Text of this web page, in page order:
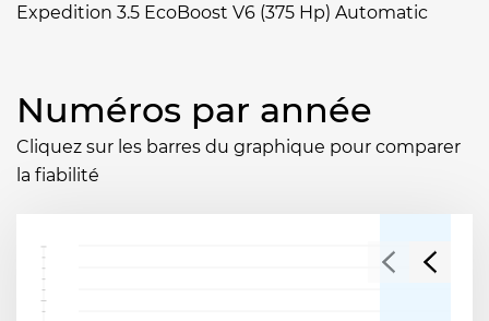
Expedition 3.5 EcoBoost V6 (375 Hp) Automatic
Numéros par année
Cliquez sur les barres du graphique pour comparer
la fiabilité